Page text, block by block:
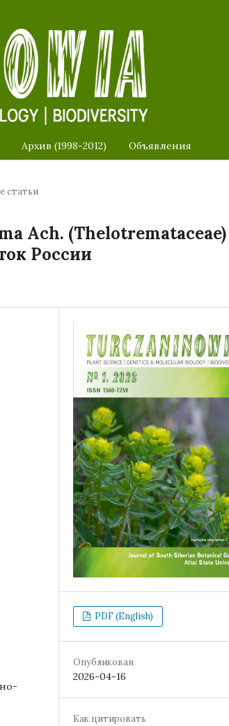
Архив (1998-2012) Объявления
статьи
Ach. (Thelotremataceae)
России
PDF (English)
Опубликован
2026-04-16
Как цитировать